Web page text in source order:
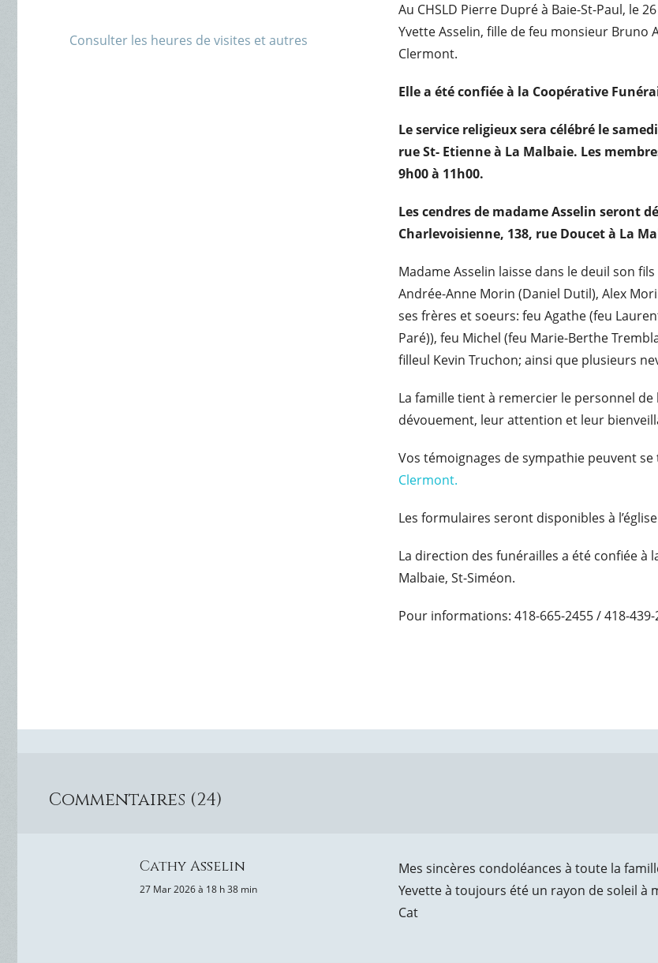
Consulter les heures de visites et autres
Au CHSLD Pierre Dupré à Baie-St-Paul, le
Yvette Asselin, fille de feu monsieur Bruno
Clermont.
Elle a été confiée à la Coopérative
Le service religieux sera célébré le
rue St- Etienne à La Malbaie. Les
9h00 à 11h00.
Les cendres de madame Asselin seront
Charlevoisienne, 138, rue Doucet à La
Madame Asselin laisse dans le deuil son
Andrée-Anne Morin (Daniel Dutil), Alex
ses frères et soeurs: feu Agathe (feu
Paré)), feu Michel (feu Marie-Berthe
filleul Kevin Truchon; ainsi que plusieurs
La famille tient à remercier le personnel
dévouement, leur attention et leur
Vos témoignages de sympathie peuvent
Clermont.
Les formulaires seront disponibles à
La direction des funérailles a été confiée à
Malbaie, St-Siméon.
Pour informations: 418-665-2455 / 418-439-
Commentaires (24)
Cathy Asselin
27 Mar 2026 à 18 h 38 min
Mes sincères condoléances à toute la
Yevette à toujours été un rayon de soleil à
Cat